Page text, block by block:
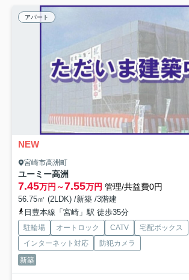
アパート
NEW
宮崎市高洲町
ユーミー高洲
7.45万円～7.55万円 管理/共益費0円
56.75㎡ (2LDK) /新築 /3階建
日豊本線「宮崎」駅 徒歩35分
駐輪場 オートロック CATV
宅配ボックス
インターネット対応
防犯カメラ
新築